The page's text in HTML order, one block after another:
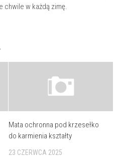
chwile w każdą zimę.
Mata ochronna pod krzesełko
do karmienia kształty
23 CZERWCA 2025